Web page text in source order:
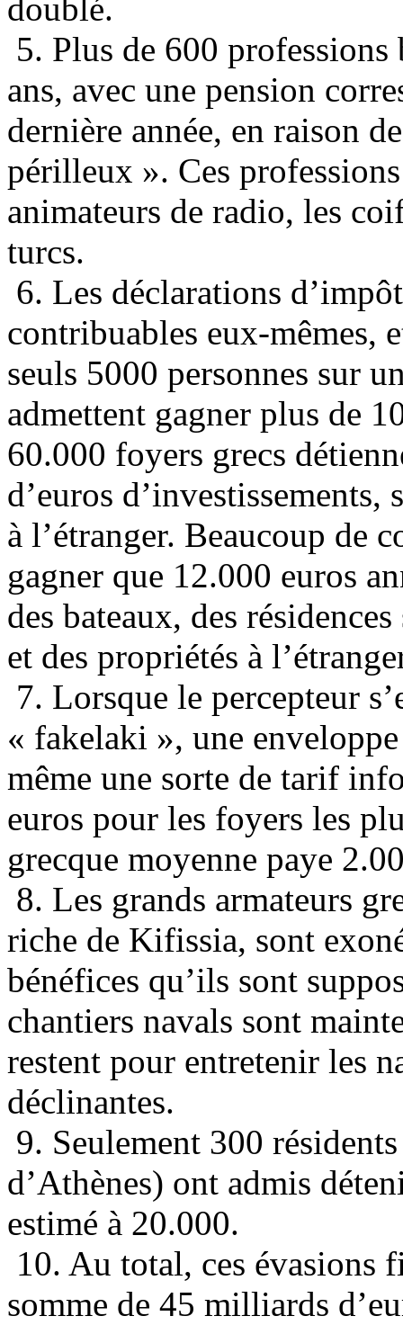
doublé.
5. Plus de 600
ans, avec une pension
dernière année, en raison
périlleux ». Ces
animateurs de radio, les
turcs.
6. Les déclarations
contribuables eux-mêmes,
seuls 5000 personnes sur
admettent gagner plus de
60.000 foyers grecs
d’euros
à l’étranger. Beaucoup de
gagner que 12.000 euros
des bateaux, des
et des propriétés à
7. Lorsque le percepteur
« fakelaki », une
même une sorte de tarif
euros pour les foyers les
grecque moyenne paye
8. Les grands armateurs
riche de Kifissia, sont
bénéfices qu’ils sont
chantiers navals sont
restent pour entretenir les
déclinantes.
9. Seulement 300
d’Athènes) ont admis
estimé à 20.000.
10. Au total, ces évasions
somme de 45 milliards